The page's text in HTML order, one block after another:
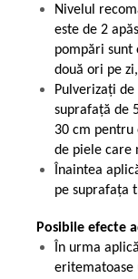
Nivelul
este de 2
pompări sunt
două ori pe
Pulverizați
suprafață de
30 cm pentru
de piele care
Înaintea
pe suprafața
Posibile efecte
În urma
eritematoase